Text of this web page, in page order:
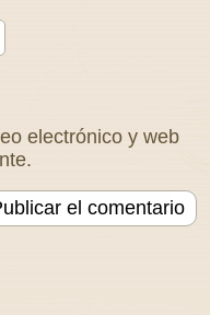
electrónico y web